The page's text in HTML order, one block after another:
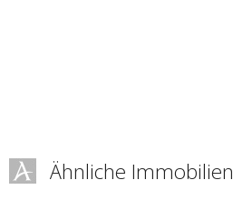
Ähnliche Immobilien